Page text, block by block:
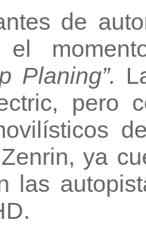
de
el
Planing”.
pero
ya
las